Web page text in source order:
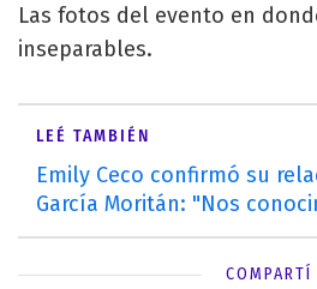
Las fotos del evento en
inseparables.
LEÉ TAMBIÉN
Emily Ceco confirmó su
García Moritán: "Nos
COMPARTÍ